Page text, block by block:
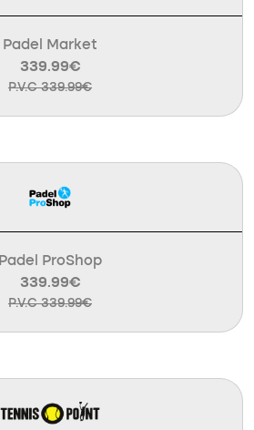
Padel Market
339.99€
P.V.C 339.99€
Padel ProShop
339.99€
P.V.C 339.99€